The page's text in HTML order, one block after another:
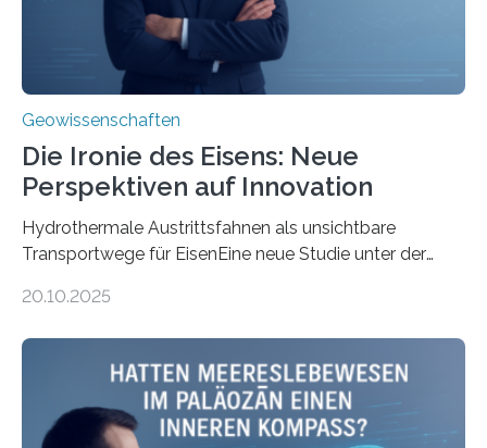
Geowissenschaften
Die Ironie des Eisens: Neue
Perspektiven auf Innovation
Hydrothermale Austrittsfahnen als unsichtbare
Transportwege für EisenEine neue Studie unter der
Umweltwissenschaften der Universität Bremen –
Stoffkreislauf im Ozean prägen. Die Überblicksstudie
mit dem Titel „Iron’s Irony“ ist in Communications Earth
& Environment erschienen. Die Studie fasst bestehende
20.10.2025